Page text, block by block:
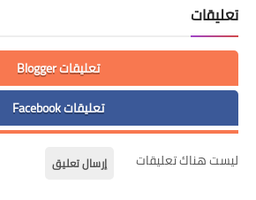
تعليقات
تعليقات Blogger
تعليقات Facebook
ليست هناك تعليقات إرسال تعليق